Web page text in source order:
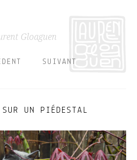
Gloaguen
SUIVANT
SUR UN PIÉDESTAL